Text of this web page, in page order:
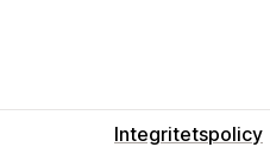
Integritetspolicy